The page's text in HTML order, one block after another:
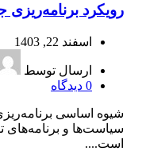
رویکرد برنامه‌‏ریزی
اسفند 22, 1403
ارسال توسط
0 دیدگاه
شیوه اساسی
سیاست‌ها و برنامه‌های
است....